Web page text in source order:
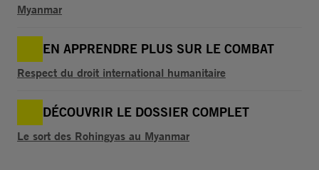
Myanmar
EN APPRENDRE PLUS SUR LE COMBAT
Respect du droit international humanitaire
DÉCOUVRIR LE DOSSIER COMPLET
Le sort des Rohingyas au Myanmar